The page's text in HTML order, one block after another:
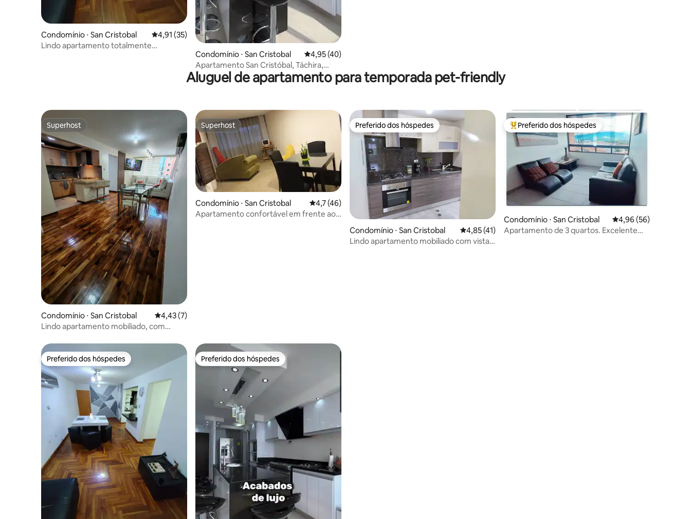
Condomínio ⋅ San Cristobal 4,91 de uma avaliação média de 5, 35 avaliações
4,91 (35)
Lindo apartamento totalmente
Condomínio ⋅ San Cristobal 4,95 de uma avaliação média de 5, 40 avaliações
4,95 (40)
Apartamento San Cristóbal, Táchira,
Venezuela
Aluguel de apartamento para temporada pet-friendly
Superhost
Superhost
Condomínio ⋅ San Cristobal 4,43 de uma avaliação média de 5, 7 avaliações
4,43 (7)
Lindo apartamento mobiliado, com
Superhost
Superhost
Condomínio ⋅ San Cristobal 4,7 de uma avaliação média de 5, 46 avaliações
4,7 (46)
Apartamento confortável em frente ao
Preferido dos hóspedes
Preferido dos hóspedes
Condomínio ⋅ San Cristobal 4,85 de uma avaliação média de 5, 41 avaliações
4,85 (41)
Lindo apartamento mobiliado com vista
Entre os melhores preferidos dos hóspedes
Preferido dos hóspedes
Condomínio ⋅ San Cristobal 4,96 de uma
4,96 (56)
Apartamento de 3 quartos. Excelente
Preferido dos hóspedes
Preferido dos hóspedes Preferido dos hóspedes
Preferido dos hóspedes